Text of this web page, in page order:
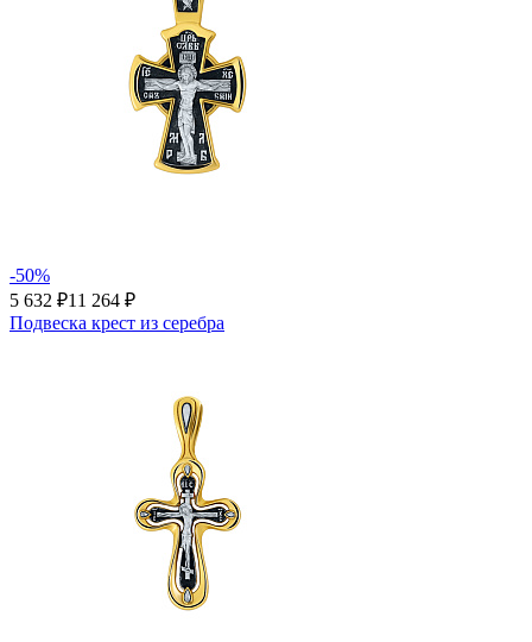
-50%
5 632 ₽11 264 ₽
Подвеска крест из серебра